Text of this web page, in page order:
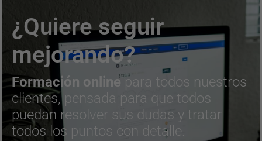
¿Quiere seguir
mejorando?
Formación onlinepara todos nuestros
clientes, pensada para que todos
puedan resolver sus dudas y tratar
todos los puntos con detalle.